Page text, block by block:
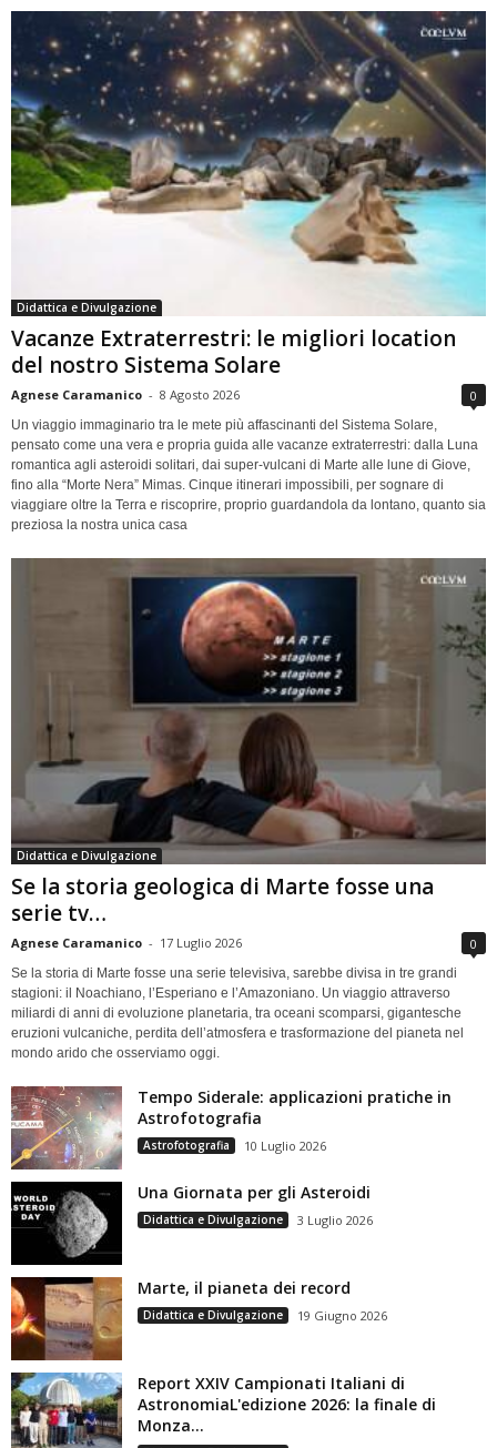
Didattica e Divulgazione
Vacanze Extraterrestri: le migliori location
del nostro Sistema Solare
Agnese Caramanico - 8 Agosto 2026 0
Un viaggio immaginario tra le mete più affascinanti del Sistema Solare,
pensato come una vera e propria guida alle vacanze extraterrestri: dalla Luna
romantica agli asteroidi solitari, dai super-vulcani di Marte alle lune di Giove,
fino alla “Morte Nera” Mimas. Cinque itinerari impossibili, per sognare di
viaggiare oltre la Terra e riscoprire, proprio guardandola da lontano, quanto sia
preziosa la nostra unica casa
Didattica e Divulgazione
Se la storia geologica di Marte fosse una
serie tv…
Agnese Caramanico - 17 Luglio 2026 0
Se la storia di Marte fosse una serie televisiva, sarebbe divisa in tre grandi
stagioni: il Noachiano, l’Esperiano e l’Amazoniano. Un viaggio attraverso
miliardi di anni di evoluzione planetaria, tra oceani scomparsi, gigantesche
eruzioni vulcaniche, perdita dell’atmosfera e trasformazione del pianeta nel
mondo arido che osserviamo oggi.
Tempo Siderale: applicazioni pratiche in
Astrofotografia
Astrofotografia 10 Luglio 2026
Una Giornata per gli Asteroidi
Didattica e Divulgazione 3 Luglio 2026
Marte, il pianeta dei record
Didattica e Divulgazione 19 Giugno 2026
Report XXIV Campionati Italiani di
AstronomiaL'edizione 2026: la finale di
Monza...